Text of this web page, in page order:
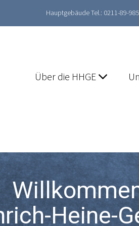
Hauptgebäude Tel.: 0211-89-
Über die HHGE
Heine-